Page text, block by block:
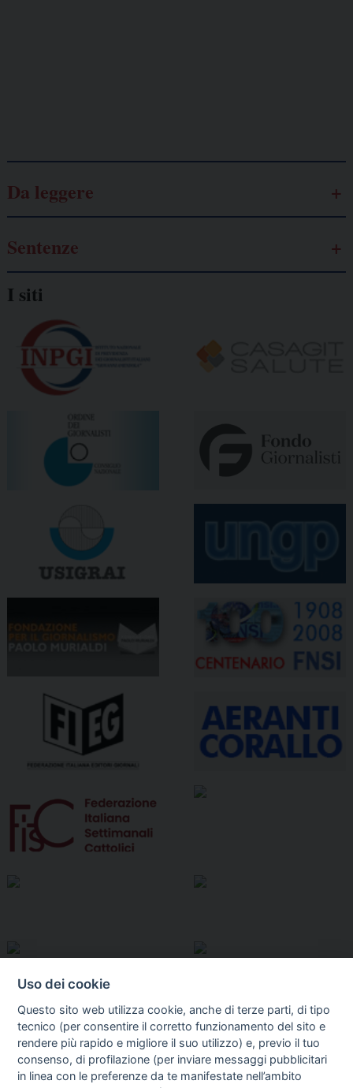
Da leggere
Sentenze
I siti
Uso dei cookie
Questo sito web utilizza cookie, anche di terze parti, di tipo
tecnico (per consentire il corretto funzionamento del sito e
rendere più rapido e migliore il suo utilizzo) e, previo il tuo
consenso, di profilazione (per inviare messaggi pubblicitari
in linea con le preferenze da te manifestate nell’ambito